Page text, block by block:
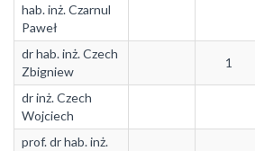
hab. inż. Czarnul
Paweł
dr hab. inż. Czech
Zbigniew
1
dr inż. Czech
Wojciech
prof. dr hab. inż.